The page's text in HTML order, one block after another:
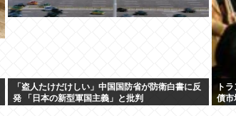
「盗人たけだけしい」中国国防省が防衛白書に反
発 「日本の新型軍国主義」と批判
ト
債市